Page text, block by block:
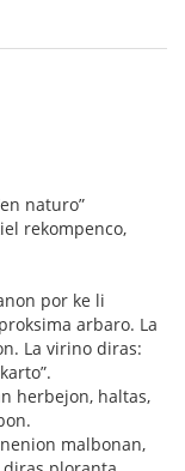
naturo”
rekompenco,
por ke li
arbaro. La
La virino diras:
herbejon, haltas,
malbonan,